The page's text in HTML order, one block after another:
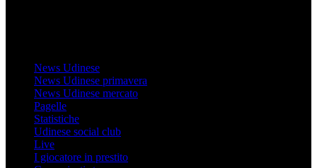
News Udinese
News Udinese primavera
News Udinese mercato
Pagelle
Statistiche
Udinese social club
Live
I giocatore in prestito